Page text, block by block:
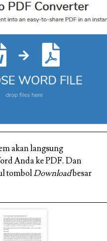
akan langsung
Anda ke PDF. Dan
tombolDownloadbesar